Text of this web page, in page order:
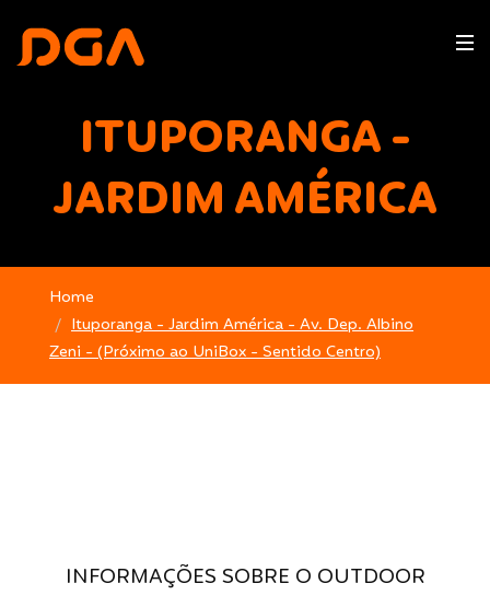
ITUPORANGA -
JARDIM AMÉRICA
Home
Ituporanga - Jardim América - Av. Dep. Albino
Zeni - (Próximo ao UniBox - Sentido Centro)
INFORMAÇÕES SOBRE O OUTDOOR